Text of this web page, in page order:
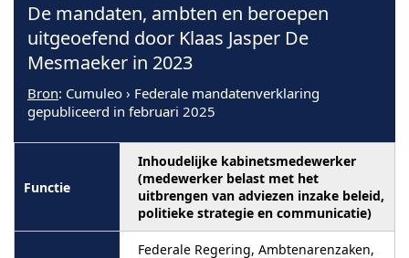
De mandaten, ambten en beroepen
uitgeoefend door Klaas Jasper De
Mesmaeker in 2023
Bron: Cumuleo › Federale mandatenverklaring
gepubliceerd in februari 2025
Inhoudelijke kabinetsmedewerker
(medewerker belast met het
uitbrengen van adviezen inzake beleid,
politieke strategie en communicatie)
Federale Regering, Ambtenarenzaken,